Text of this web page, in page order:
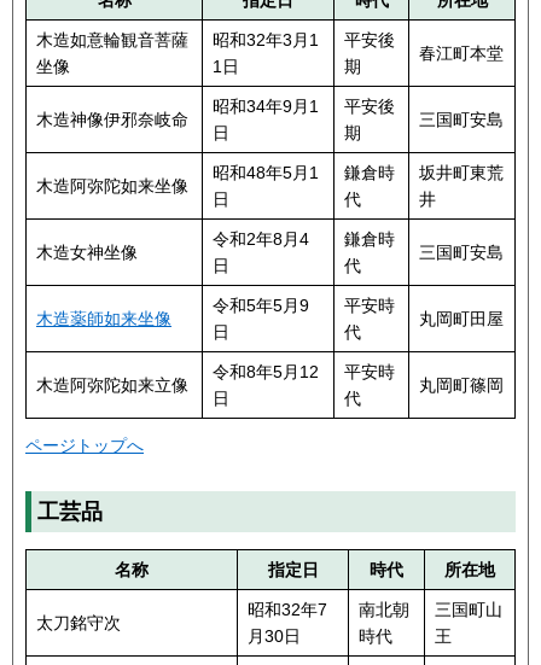
木造如意輪観音菩薩
坐像
昭和32年3月1
1日
平安後
期
春江町本堂
木造神像伊邪奈岐命
昭和34年9月1
日
平安後
期
三国町安島
木造阿弥陀如来坐像
昭和48年5月1
日
鎌倉時
代
坂井町東荒
井
木造女神坐像
令和2年8月4
日
鎌倉時
代
三国町安島
木造薬師如来坐像
令和5年5月9
日
平安時
代
丸岡町田屋
木造阿弥陀如来立像
令和8年5月12
日
平安時
代
丸岡町篠岡
ページトップへ
工芸品
名称 指定日 時代 所在地
太刀銘守次
昭和32年7
月30日
南北朝
時代
三国町山
王